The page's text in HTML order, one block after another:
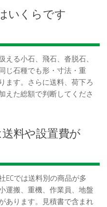
いくらです
える小石、飛石、沓脱石、
じ石種でも形・寸法・重
ます。さらに送料、荷下ろ
えた総額で判断してくださ
料や設置費が
ECでは送料別の商品が多
運搬、重機、作業員、地盤
あります。見積書で含まれ